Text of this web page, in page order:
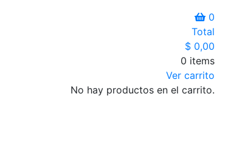
0
Total
$ 0,00
0 items
Ver carrito
No hay productos en el carrito.